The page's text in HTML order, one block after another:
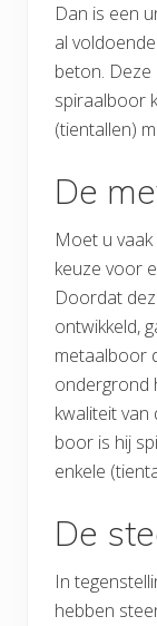
Dan is een
al
beton.
spiraalboor
(tientallen)
De
Moet u
keuze voor
Doordat
ontwikkeld,
metaalboor
ondergrond
kwaliteit
boor is hij
enkele
De
In
hebben